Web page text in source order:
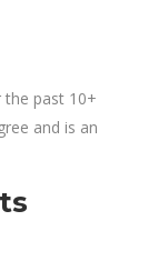
the past 10+
and is an